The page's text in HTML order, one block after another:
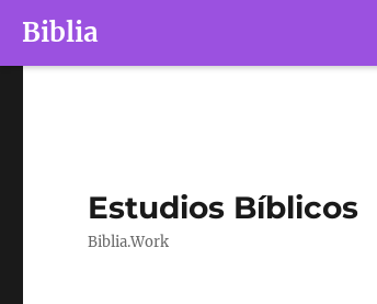
Biblia
Estudios Bíblicos
Biblia.Work